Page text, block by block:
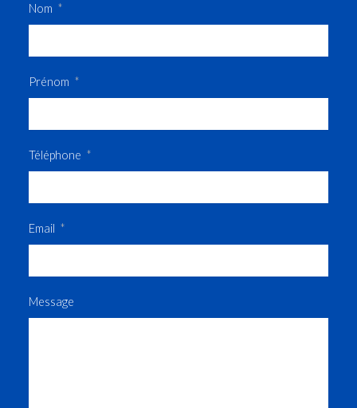
Nom
Prénom
Téléphone
Email
Message